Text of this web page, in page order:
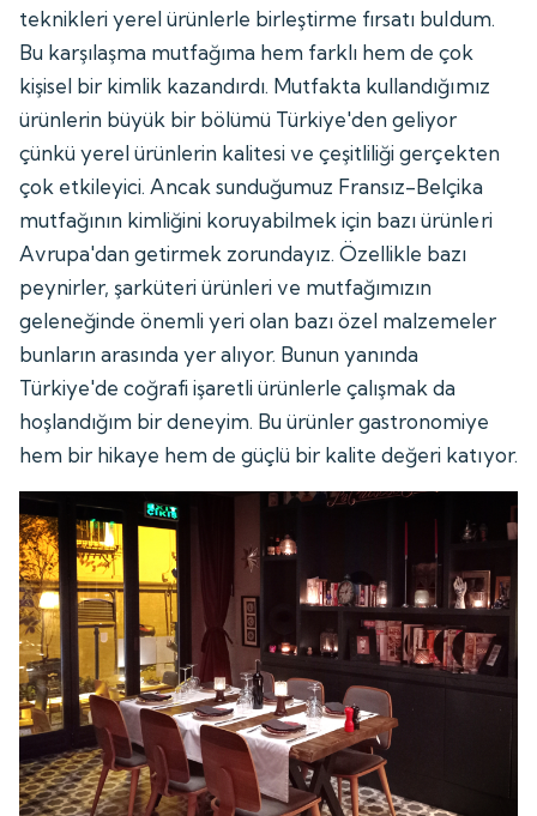
teknikleri yerel ürünlerle birleştirme fırsatı buldum.
Bu karşılaşma mutfağıma hem farklı hem de çok
kişisel bir kimlik kazandırdı. Mutfakta kullandığımız
ürünlerin büyük bir bölümü Türkiye'den geliyor
çünkü yerel ürünlerin kalitesi ve çeşitliliği gerçekten
çok etkileyici. Ancak sunduğumuz Fransız-Belçika
mutfağının kimliğini koruyabilmek için bazı ürünleri
Avrupa'dan getirmek zorundayız. Özellikle bazı
peynirler, şarküteri ürünleri ve mutfağımızın
geleneğinde önemli yeri olan bazı özel malzemeler
bunların arasında yer alıyor. Bunun yanında
Türkiye'de coğrafi işaretli ürünlerle çalışmak da
hoşlandığım bir deneyim. Bu ürünler gastronomiye
hem bir hikaye hem de güçlü bir kalite değeri katıyor.